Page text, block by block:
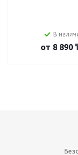
В
от 8 890